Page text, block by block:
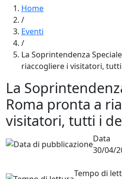
Home
/
Eventi
/
La Soprintendenza
riaccogliere i visitatori,
La
Roma pronta a
visitatori, tutti i
Data
30/04/
Tempo di